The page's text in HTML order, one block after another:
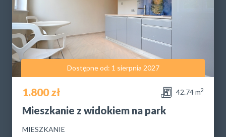
Dostępne od: 1 sierpnia 2027
1.800 zł 42.74 m2
Mieszkanie z widokiem na park
MIESZKANIE